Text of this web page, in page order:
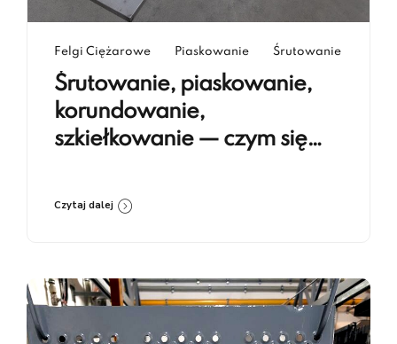
Felgi Ciężarowe Piaskowanie Śrutowanie
Śrutowanie, piaskowanie,
korundowanie,
szkiełkowanie — czym się
Czytaj dalej